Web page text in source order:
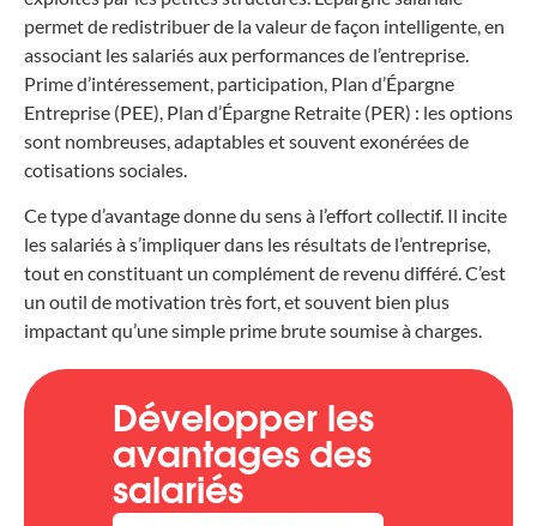
permet de redistribuer de la valeur de façon intelligente, en
associant les salariés aux performances de l’entreprise.
Prime d’intéressement, participation, Plan d’Épargne
Entreprise (PEE), Plan d’Épargne Retraite (PER) : les options
sont nombreuses, adaptables et souvent exonérées de
cotisations sociales.
Ce type d’avantage donne du sens à l’effort collectif. Il incite
les salariés à s’impliquer dans les résultats de l’entreprise,
tout en constituant un complément de revenu différé. C’est
un outil de motivation très fort, et souvent bien plus
impactant qu’une simple prime brute soumise à charges.
Développer les
avantages des
salariés